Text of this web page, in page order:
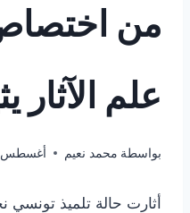
من
علم الآثار
بواسطة محمد نعيم أغسطس 2, 2025
أثارت حالة تلميذ تونسي